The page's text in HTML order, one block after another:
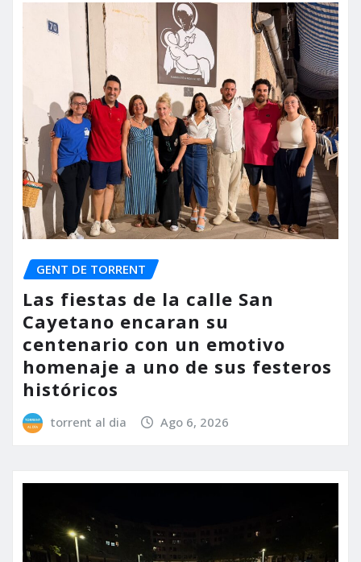
GENT DE TORRENT
Las fiestas de la calle San
Cayetano encaran su
centenario con un emotivo
homenaje a uno de sus festeros
históricos
torrent al dia Ago 6, 2026